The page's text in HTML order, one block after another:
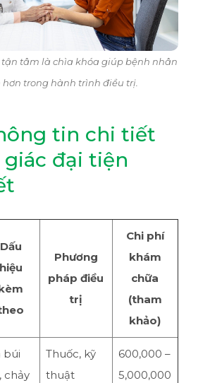
tận tâm là chìa khóa giúp bệnh nhân
trong hành trình điều trị.
tin chi tiết
đại tiện
Dấu
hiệu
Phương
pháp điều
trị
Chi phí
khám
chữa
(tham
khảo)
búi
chảy
Thuốc, kỹ
thuật
600,000 –
5,000,000